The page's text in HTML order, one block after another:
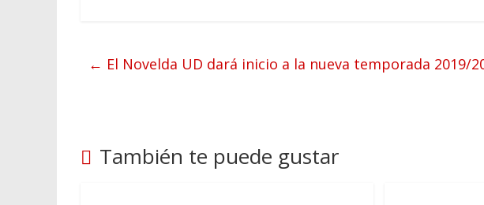
← El Novelda UD dará inicio a la nueva temporada 2019/
También te puede gustar